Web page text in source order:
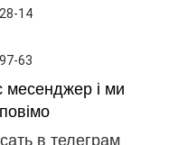
14
63
месенджер і ми